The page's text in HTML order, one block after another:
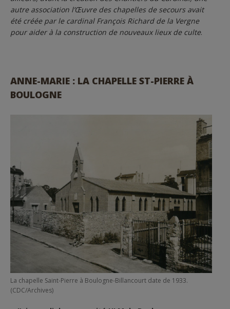
autre association l’Œuvre des chapelles de secours avait
été créée par le cardinal François Richard de la Vergne
pour aider à la construction de nouveaux lieux de culte.
ANNE-MARIE : LA CHAPELLE ST-PIERRE À
BOULOGNE
La chapelle Saint-Pierre à Boulogne-Billancourt date de 1933.
(CDC/Archives)